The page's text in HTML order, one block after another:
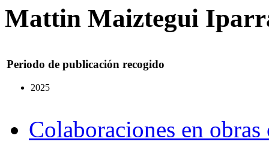
Mattin Maiztegui
Periodo de publicación recogido
2025
Colaboraciones en